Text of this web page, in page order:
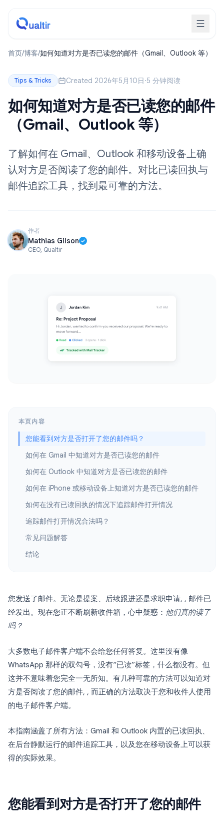
首页/博客/如何知道对方是否已读您的邮件（Gmail、Outlook 等）
Tips & Tricks Created 2026年5月10日·5 分钟阅读
如何知道对方是否已读您的邮件
（Gmail、Outlook 等）
了解如何在 Gmail、Outlook 和移动设备上确
认对方是否阅读了您的邮件。对比已读回执与
邮件追踪工具，找到最可靠的方法。
作者
Mathias Gilson
CEO, Qualtir
本页内容
您能看到对方是否打开了您的邮件吗？
如何在 Gmail 中知道对方是否已读您的邮件
如何在 Outlook 中知道对方是否已读您的邮件
如何在 iPhone 或移动设备上知道对方是否已读您的邮件
如何在没有已读回执的情况下追踪邮件打开情况
追踪邮件打开情况合法吗？
常见问题解答
结论
您发送了邮件。无论是提案、后续跟进还是求职申请, , 邮件已
经发出。现在您正不断刷新收件箱，心中疑惑： 他们真的读了
吗？
大多数电子邮件客户端不会给您任何答复。这里没有像
WhatsApp 那样的双勾号，没有“已读”标签，什么都没有。但
这并不意味着您完全一无所知。有几种可靠的方法可以知道对
方是否阅读了您的邮件, , 而正确的方法取决于您和收件人使用
的电子邮件客户端。
本指南涵盖了所有方法：Gmail 和 Outlook 内置的已读回执、
在后台静默运行的邮件追踪工具，以及您在移动设备上可以获
得的实际效果。
您能看到对方是否打开了您的邮件